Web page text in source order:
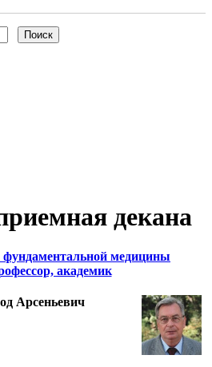
декана
фундаментальной медицины
академик
Арсеньевич